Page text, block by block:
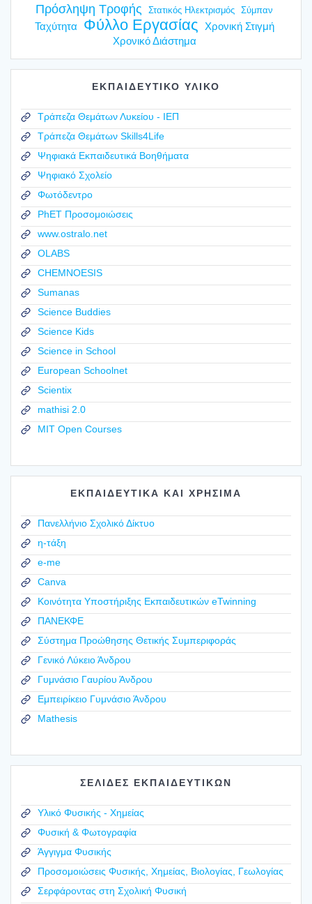
Πρόσληψη Τροφής Στατικός Ηλεκτρισμός Σύμπαν
Ταχύτητα Φύλλο Εργασίας
Χρονική Στιγμή
Χρονικό Διάστημα
ΕΚΠΑΙΔΕΥΤΙΚΟ ΥΛΙΚΟ
Τράπεζα Θεμάτων Λυκείου - ΙΕΠ
Τράπεζα Θεμάτων Skills4Life
Ψηφιακά Εκπαιδευτικά Βοηθήματα
Ψηφιακό Σχολείο
Φωτόδεντρο
PhET Προσομοιώσεις
www.ostralo.net
OLABS
CHEMNOESIS
Sumanas
Science Buddies
Science Kids
Science in School
European Schoolnet
Scientix
mathisi 2.0
MIT Open Courses
ΕΚΠΑΙΔΕΥΤΙΚΑ ΚΑΙ ΧΡΗΣΙΜΑ
Πανελλήνιο Σχολικό Δίκτυο
η-τάξη
e-me
Canva
Κοινότητα Υποστήριξης Εκπαιδευτικών eTwinning
ΠΑΝΕΚΦΕ
Σύστημα Προώθησης Θετικής Συμπεριφοράς
Γενικό Λύκειο Άνδρου
Γυμνάσιο Γαυρίου Άνδρου
Εμπειρίκειο Γυμνάσιο Άνδρου
Mathesis
ΣΕΛΙΔΕΣ ΕΚΠΑΙΔΕΥΤΙΚΩΝ
Υλικό Φυσικής - Χημείας
Φυσική & Φωτογραφία
Άγγιγμα Φυσικής
Προσομοιώσεις Φυσικής, Χημείας, Βιολογίας, Γεωλογίας
Σερφάροντας στη Σχολική Φυσική